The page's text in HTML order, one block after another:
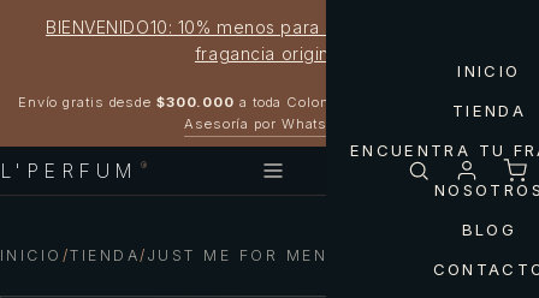
BIENVENIDO10: 10% menos para estrenar tu próxima
fragancia original
Envío gratis desde $300.000 a toda Colombia
Asesoría por WhatsApp
L'PERFUM ®
INICIO
TIENDA
ENCUENTRA TU
BLOG
INICIO /TIENDA/ JUST ME FOR MEN PARIS HILTON